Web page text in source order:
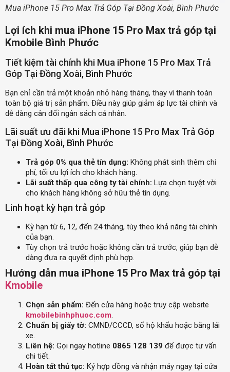
Mua iPhone 15 Pro Max Trả Góp Tại Đồng Xoài, Bình Phước
Lợi ích khi mua iPhone 15 Pro Max trả góp tại
Kmobile Bình Phước
Tiết kiệm tài chính khi Mua iPhone 15 Pro Max Trả
Góp Tại Đồng Xoài, Bình Phước
Bạn chỉ cần trả một khoản nhỏ hàng tháng, thay vì thanh toán
toàn bộ giá trị sản phẩm. Điều này giúp giảm áp lực tài chính và
dễ dàng cân đối ngân sách cá nhân.
Lãi suất ưu đãi khi Mua iPhone 15 Pro Max Trả Góp
Tại Đồng Xoài, Bình Phước
Trả góp 0% qua thẻ tín dụng: Không phát sinh thêm chi
phí, tối ưu lợi ích cho khách hàng.
Lãi suất thấp qua công ty tài chính: Lựa chọn tuyệt vời
cho khách hàng không sở hữu thẻ tín dụng.
Linh hoạt kỳ hạn trả góp
Kỳ hạn từ 6, 12, đến 24 tháng, tùy theo khả năng tài chính
của bạn.
Tùy chọn trả trước hoặc không cần trả trước, giúp bạn dễ
dàng đưa ra quyết định phù hợp.
Hướng dẫn mua iPhone 15 Pro Max trả góp tại
Kmobile
Chọn sản phẩm: Đến cửa hàng hoặc truy cập website
kmobilebinhphuoc.com.
Chuẩn bị giấy tờ: CMND/CCCD, sổ hộ khẩu hoặc bằng lái
xe.
Liên hệ: Gọi ngay hotline 0865 128 139 để được tư vấn
chi tiết.
Hoàn tất thủ tục: Ký hợp đồng và nhận máy ngay tại cửa